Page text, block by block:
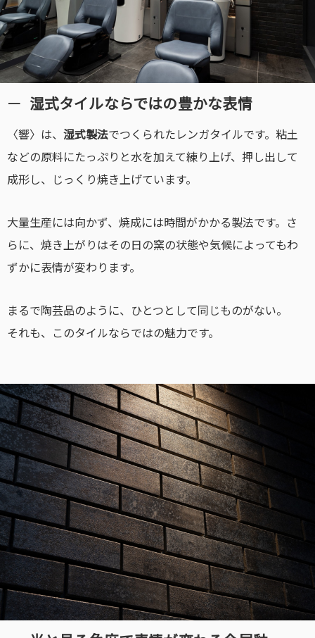
湿式タイルならではの豊かな表情
〈響〉は、 湿式製法でつくられたレンガタイルです。粘土
などの原料にたっぷりと水を加えて練り上げ、押し出して
成形し、じっくり焼き上げています。
大量生産には向かず、焼成には時間がかかる製法です。さ
らに、焼き上がりはその日の窯の状態や気候によってもわ
ずかに表情が変わります。
まるで陶芸品のように、ひとつとして同じものがない。
それも、このタイルならではの魅力です。